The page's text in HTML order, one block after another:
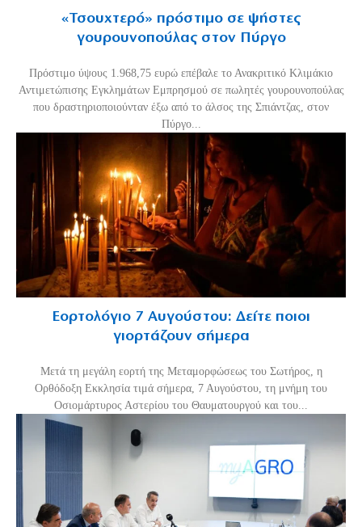
«Τσουχτερό» πρόστιμο σε ψήστες
γουρουνοπούλας στον Πύργο
Πρόστιμο ύψους 1.968,75 ευρώ επέβαλε το Ανακριτικό Κλιμάκιο
Αντιμετώπισης Εγκλημάτων Εμπρησμού σε πωλητές γουρουνοπούλας
που δραστηριοποιούνταν έξω από το άλσος της Σπιάντζας, στον
Πύργο...
Εορτολόγιο 7 Αυγούστου: Δείτε ποιοι
γιορτάζουν σήμερα
Μετά τη μεγάλη εορτή της Μεταμορφώσεως του Σωτήρος, η
Ορθόδοξη Εκκλησία τιμά σήμερα, 7 Αυγούστου, τη μνήμη του
Οσιομάρτυρος Αστερίου του Θαυματουργού και του...